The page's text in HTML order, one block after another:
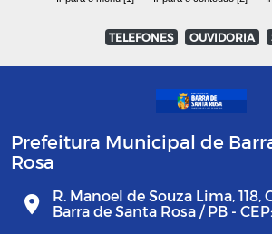
TELEFONES OUVIDORIA
Prefeitura Municipal de
Rosa
R. Manoel de Souza Lima, 118,
Barra de Santa Rosa / PB -